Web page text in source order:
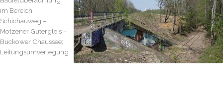
im Bereich
Schichauweg –
Motzener Gütergleis –
Buckower Chaussee;
Leitungsumverlegung